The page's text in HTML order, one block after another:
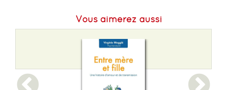
Vous aimerez aussi